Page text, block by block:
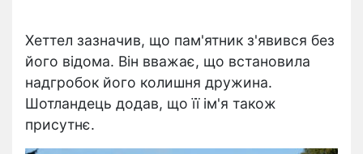
Хеттел зазначив, що пам'ятник з'явився без
його відома. Він вважає, що встановила
надгробок його колишня дружина.
Шотландець додав, що її ім'я також
присутнє.